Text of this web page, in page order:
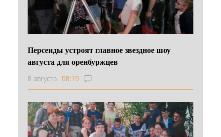
Персеиды устроят главное звездное шоу
августа для оренбуржцев
8 августа 08:19